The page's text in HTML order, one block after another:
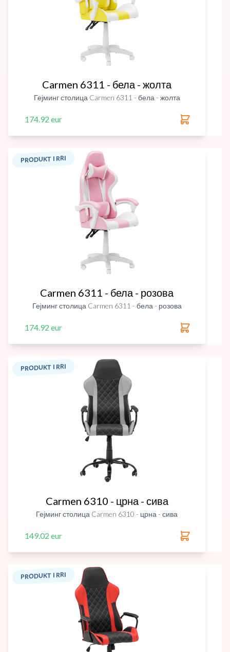
Carmen 6311 - бела - жолта
Гејминг столица Carmen 6311 - бела - жолта
174.92 eur
PRODUKT I RRI
Carmen 6311 - бела - розова
Гејминг столица Carmen 6311 - бела - розова
174.92 eur
PRODUKT I RRI
Carmen 6310 - црна - сива
Гејминг столица Carmen 6310 - црна - сива
149.02 eur
PRODUKT I RRI